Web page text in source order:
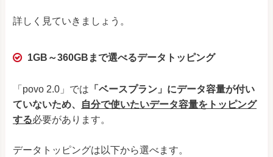
詳しく見ていきましょう。
1GB～360GBまで選べるデータトッピング
「povo 2.0」では 「ベースプラン」にデータ容量が付い
ていないため、
自分で使いたいデータ容量をトッピング
する必要があります。
データトッピングは以下から選べます。